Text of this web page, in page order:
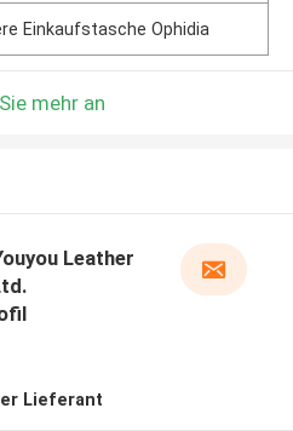
Einkaufstasche Ophidia
mehr an
Leather
Lieferant